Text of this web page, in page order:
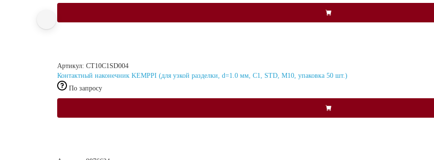
Артикул: CT10C1SD004
Контактный наконечник KEMPPI (для узкой разделки, d=1.0 мм, C1, STD, M10, упаковка 50 шт.)
По запросу